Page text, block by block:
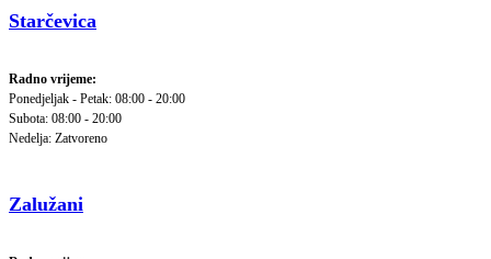
Starčevica
Radno vrijeme:
Ponedjeljak - Petak: 08:00 - 20:00
Subota: 08:00 - 20:00
Nedelja: Zatvoreno
Zalužani